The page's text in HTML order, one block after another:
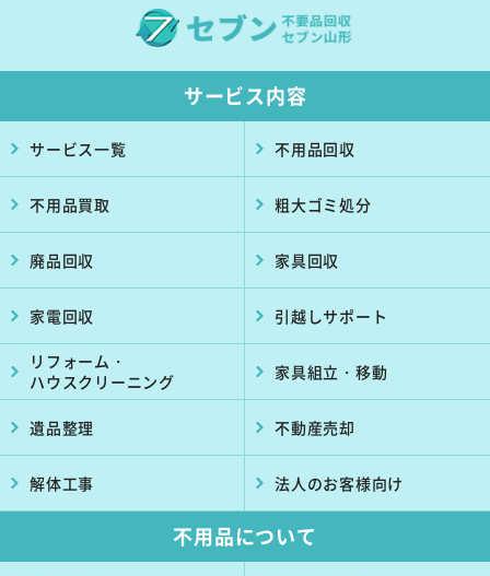
サービス内容
サービス一覧 不用品回収
不用品買取 粗大ゴミ処分
廃品回収 家具回収
家電回収 引越しサポート
リフォーム・
ハウスクリーニング
家具組立・移動
遺品整理 不動産売却
解体工事 法人のお客様向け
不用品について